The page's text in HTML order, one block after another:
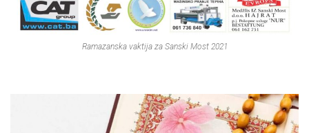
Ramazanska vaktija za Sanski Most 2021